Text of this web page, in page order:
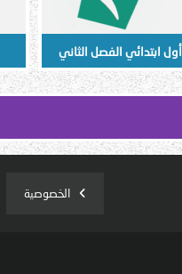
أول ابتدائي الفصل الثاني
الخصوصية